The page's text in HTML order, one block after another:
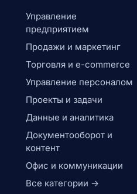
Управление
предприятием
Продажи и маркетинг
Торговля и e-commerce
Управление персоналом
Проекты и задачи
Данные и аналитика
Документооборот и
контент
Офис и коммуникации
Все категории →